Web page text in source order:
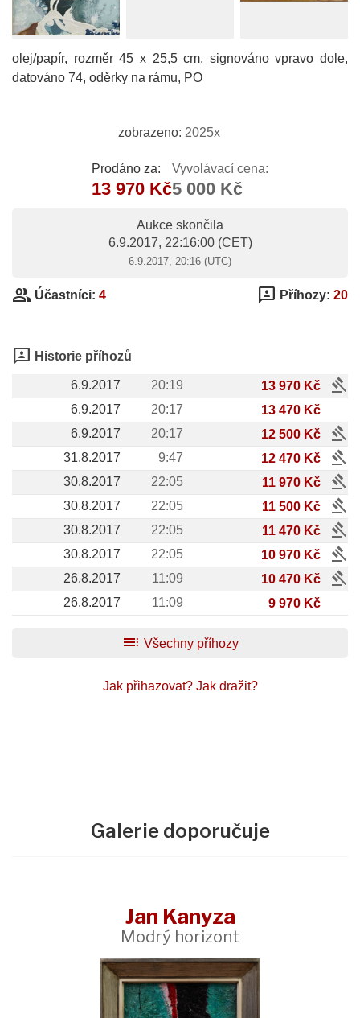
olej/papír, rozměr 45 x 25,5 cm, signováno vpravo dole,
datováno 74, oděrky na rámu, PO
zobrazeno: 2025x
Prodáno za:
13 970 Kč
Vyvolávací cena:
5 000 Kč
Aukce skončila
6.9.2017, 22:16:00(CET)
6.9.2017, 20:16 (UTC)
group Účastníci: 4 3p Příhozy: 20
3p Historie příhozů
6.9.2017 20:19 13 970 Kč gavel
6.9.2017 20:17
13 470 Kč
6.9.2017
20:17 12 500 Kč gavel
31.8.2017 9:47 12 470 Kč gavel
30.8.2017 22:05 11 970 Kč gavel
30.8.2017 22:05 11 500 Kč gavel
30.8.2017 22:05 11 470 Kč gavel
30.8.2017 22:05 10 970 Kč gavel
26.8.2017 11:09 10 470 Kč gavel
26.8.2017 11:09 9 970 Kč
toc Všechny příhozy
Jak přihazovat? Jak dražit?
Galerie doporučuje
Jan Kanyza
Modrý horizont